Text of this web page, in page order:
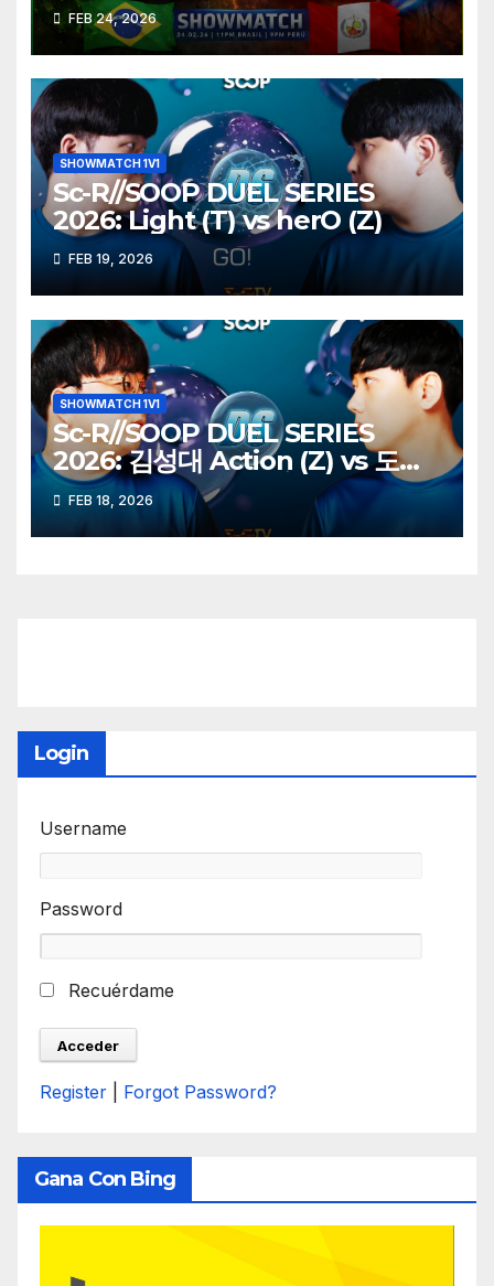
HUNTER
FEB 24, 2026
SHOWMATCH 1V1
Sc-R//SOOP DUEL SERIES
2026: Light (T) vs herO (Z)
FEB 19, 2026
SHOWMATCH 1V1
Sc-R//SOOP DUEL SERIES
2026: 김성대 Action (Z) vs 도재
욱 Best (P)
FEB 18, 2026
Login
Username
Password
Recuérdame
Register Forgot Password?
Gana Con Bing